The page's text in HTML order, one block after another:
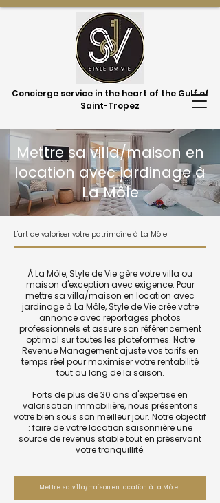
Concierge service in the heart of the Gulf of
Saint-Tropez
Mettre sa villa/maison en
location avec jardinage à
La Môle
L'art de valoriser votre patrimoine à La Môle
À La Môle, Style de Vie gère votre villa ou
maison d'exception avec exigence. Pour
mettre sa villa/maison en location avec
jardinage à La Môle, Style de Vie crée votre
annonce avec reportages photos
professionnels et assure son référencement
optimal sur toutes les plateformes. Notre
Revenue Management ajuste vos tarifs en
temps réel pour maximiser votre rentabilité
tout au long de la saison.
Forts de plus de 30 ans d'expertise en
valorisation immobilière, nous présentons
votre bien sous son meilleur jour. Notre objectif
: faire de votre location saisonnière une
source de revenus stable tout en préservant
votre tranquillité.
Mettre sa villa/maison en location à La Môle